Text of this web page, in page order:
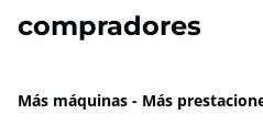
compradores
Más máquinas - Más